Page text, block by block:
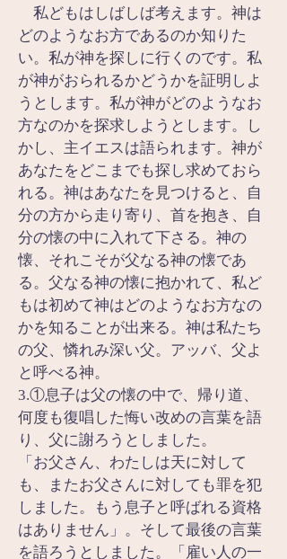
私どもはしばしば考えます。神は
どのようなお方であるのか知りた
い。私が神を探しに行くのです。私
が神がおられるかどうかを証明しよ
うとします。私が神がどのようなお
方なのかを探求しようとします。し
かし、主イエスは語られます。神が
あなたをどこまでも探し求めておら
れる。神はあなたを見つけると、自
分の方から走り寄り、首を抱き、自
分の懐の中に入れて下さる。神の
懐、それこそが父なる神の懐であ
る。父なる神の懐に抱かれて、私ど
もは初めて神はどのようなお方なの
かを知ることが出来る。神は私たち
の父、憐れみ深い父。アッバ、父よ
と呼べる神。
3.①息子は父の懐の中で、帰り道、
何度も復唱した悔い改めの言葉を語
り、父に謝ろうとしました。
「お父さん、わたしは天に対して
も、またお父さんに対しても罪を犯
しました。もう息子と呼ばれる資格
はありません」。そして最後の言葉
を語ろうとしました。「雇い人の一